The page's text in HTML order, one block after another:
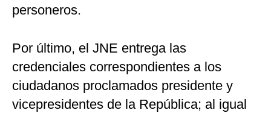
personeros.
Por último, el JNE entrega las
credenciales correspondientes a los
ciudadanos proclamados presidente y
vicepresidentes de la República; al igual